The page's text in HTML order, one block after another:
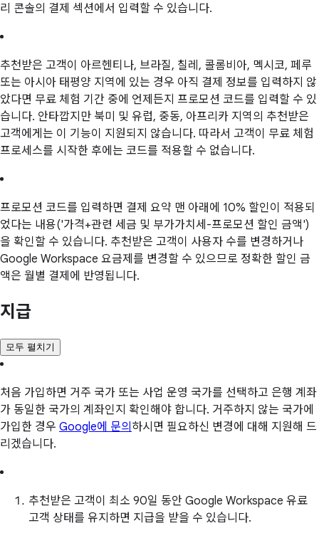
리 콘솔의 결제 섹션에서 입력할 수 있습니다.
추천받은 고객이 아르헨티나, 브라질, 칠레, 콜롬비아, 멕시코, 페루
또는 아시아 태평양 지역에 있는 경우 아직 결제 정보를 입력하지 않
았다면 무료 체험 기간 중에 언제든지 프로모션 코드를 입력할 수 있
습니다. 안타깝지만 북미 및 유럽, 중동, 아프리카 지역의 추천받은
고객에게는 이 기능이 지원되지 않습니다. 따라서 고객이 무료 체험
프로세스를 시작한 후에는 코드를 적용할 수 없습니다.
프로모션 코드를 입력하면 결제 요약 맨 아래에 10% 할인이 적용되
었다는 내용('가격+관련 세금 및 부가가치세-프로모션 할인 금액')
을 확인할 수 있습니다. 추천받은 고객이 사용자 수를 변경하거나
Google Workspace 요금제를 변경할 수 있으므로 정확한 할인 금
액은 월별 결제에 반영됩니다.
지급
모두 펼치기
처음 가입하면 거주 국가 또는 사업 운영 국가를 선택하고 은행 계좌
가 동일한 국가의 계좌인지 확인해야 합니다. 거주하지 않는 국가에
가입한 경우 Google에 문의 하시면 필요하신 변경에 대해 지원해 드
리겠습니다.
추천받은 고객이 최소 90일 동안 Google Workspace 유료
고객 상태를 유지하면 지급을 받을 수 있습니다.